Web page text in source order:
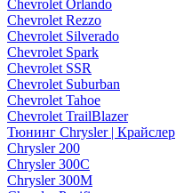
Chevrolet Orlando
Chevrolet Rezzo
Chevrolet Silverado
Chevrolet Spark
Chevrolet SSR
Chevrolet Suburban
Chevrolet Tahoe
Chevrolet TrailBlazer
Тюнинг Chrysler | Крайслер
Chrysler 200
Chrysler 300C
Chrysler 300M